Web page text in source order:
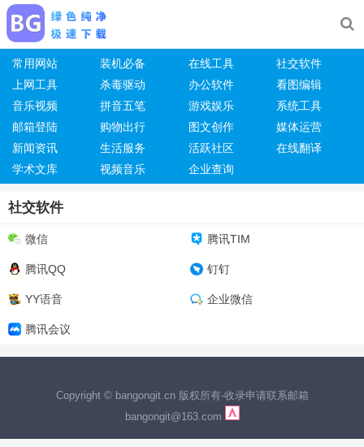
常用网站 装机必备 在线工具
社交软件
上网工具
杀毒驱动 办公软件
看图编辑
音乐视频
拼音五笔 游戏娱乐
系统工具
邮箱登陆
购物出行 图文创作
媒体运营
新闻资讯
生活服务 活跃社区
在线翻译
学术文库
视频音乐 企业查询
社交软件
微信 腾讯TIM
腾讯QQ 钉钉
YY语音 企业微信
腾讯会议
Copyright © bangongit.cn 版权所有-收录申请联系邮箱
bangongit@163.com